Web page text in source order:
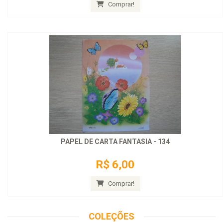
Comprar!
PAPEL DE CARTA FANTASIA - 134
R$ 6,00
Comprar!
COLEÇÕES